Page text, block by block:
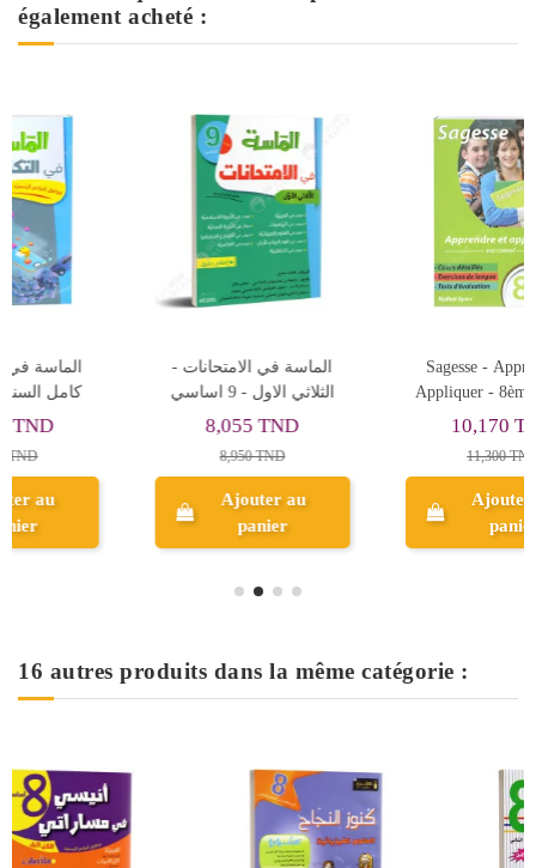
également acheté :
Sagesse - Apprendre et
Appliquer - 8ème de Base
10,170 TND
Ajouter au
panier
اساسي
14,950 TND
Ajouter au
panier
16 autres produits dans la même catégorie :